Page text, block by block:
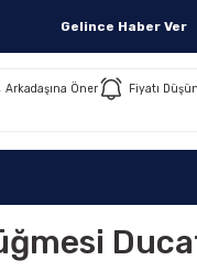
Gelince Haber Ver
Arkadaşına Öner Fiyatı